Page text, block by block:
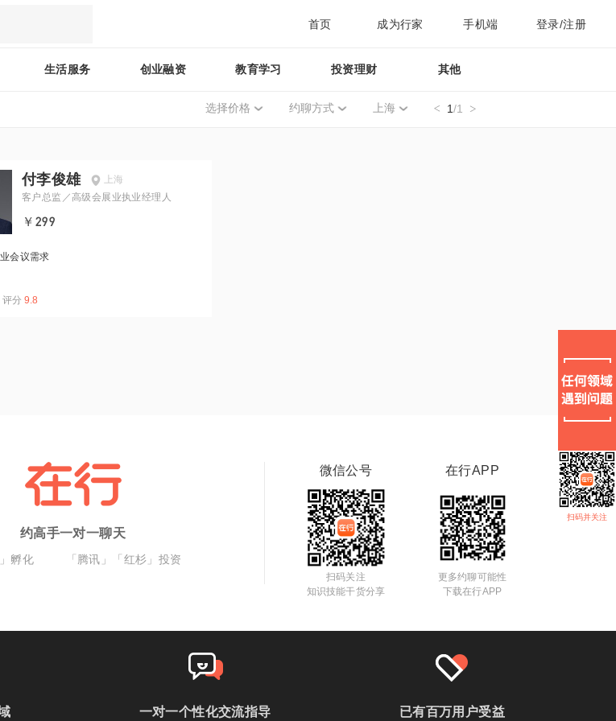
首页 成为行家 手机端 登录/注册
生活服务 创业融资 教育学习 投资理财 其他
选择价格 约聊方式 上海 1/1
付李俊雄
上海
客户总监／高级会展业执业经理人
￥299
会议需求
评分 9.8
扫码并关注
约高手一对一聊天
孵化 「腾讯」「红杉」投资
微信公号
扫码关注
知识技能干货分享
在行APP
更多约聊可能性
下载在行APP
一对一个性化交流指导 已有百万用户受益